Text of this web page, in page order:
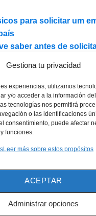
Gestiona tu privacidad
experiencias, utilizamos
y/o acceder a la información
tecnologías nos permitirá
o las identificaciones
consentimiento, puede afectar
funciones.
Leer más sobre estos propósitos
ACEPTAR
Administrar opciones
para solicitar um
saber antes de
préstamos no
altas:
para el acreedor es
no garantizados
Anuncio